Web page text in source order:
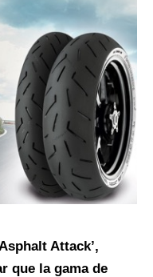
Attack’,
que la gama de